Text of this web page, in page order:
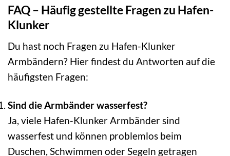
FAQ – Häufig gestellte Fragen zu Hafen-
Klunker
Du hast noch Fragen zu Hafen-Klunker
Armbändern? Hier findest du Antworten auf die
häufigsten Fragen:
Sind die Armbänder wasserfest?
Ja, viele Hafen-Klunker Armbänder sind
wasserfest und können problemlos beim
Duschen, Schwimmen oder Segeln getragen